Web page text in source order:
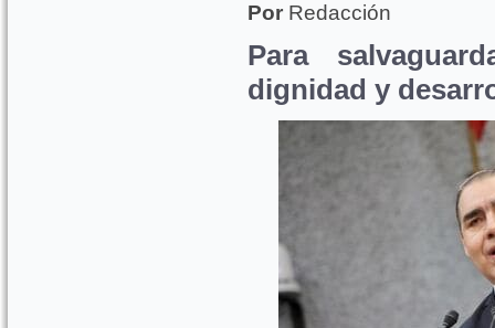
Por Redacción
Para
dignidad y